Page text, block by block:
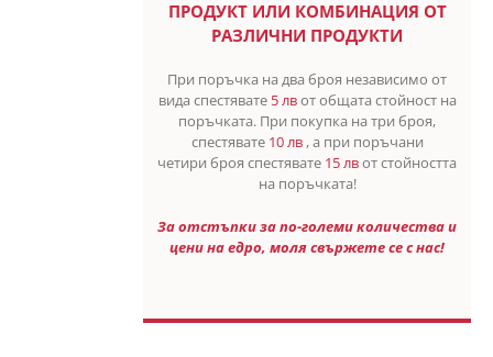
ПРОДУКТ ИЛИ КОМБИНАЦИЯ ОТ
РАЗЛИЧНИ ПРОДУКТИ
При поръчка на два броя независимо от
вида спестявате 5 лвот общата стойност на
поръчката. При покупка на три броя,
спестявате 10 лв , а при поръчани
четири броя спестявате 15 лвот стойността
на поръчката!
За отстъпки за по-големи количества и
цени на едро, моля свържете се с нас!